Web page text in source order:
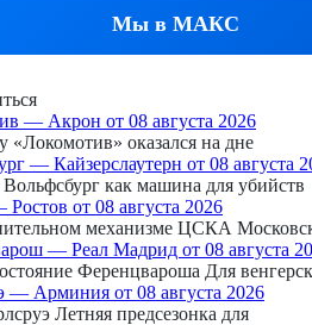
Мы в МАКС
— Акрон от 08 августа 2026
«Локомотив» оказался на дне
— Кайзерслаутерн от 08 августа
как машина для убийств
от 08 августа 2026
механизме ЦСКА
— Реал Мадрид от 08 августа
Ференцвароша Для
— Арминия от 08 августа 2026
Летняя предсезонка для